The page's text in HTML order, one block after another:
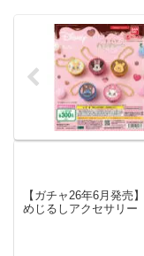
【ガチャ26年6月発売
めじるしアクセサリー